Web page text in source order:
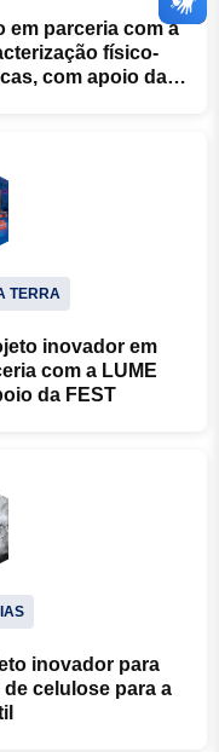
em parceria com a
físico-
com apoio da
TERRA
inovador em
com a LUME
da FEST
inovador para
celulose para a